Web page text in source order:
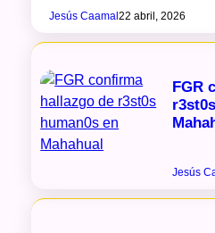
Jesús Caamal22 abril, 2026
FGR
Jesús